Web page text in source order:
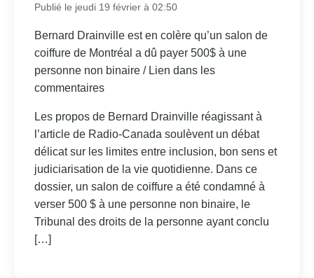
Publié le jeudi 19 février à 02:50
Bernard Drainville est en colère qu’un salon de
coiffure de Montréal a dû payer 500$ à une
personne non binaire / Lien dans les
commentaires
Les propos de Bernard Drainville réagissant à
l’article de Radio-Canada soulèvent un débat
délicat sur les limites entre inclusion, bon sens et
judiciarisation de la vie quotidienne. Dans ce
dossier, un salon de coiffure a été condamné à
verser 500 $ à une personne non binaire, le
Tribunal des droits de la personne ayant conclu
[…]